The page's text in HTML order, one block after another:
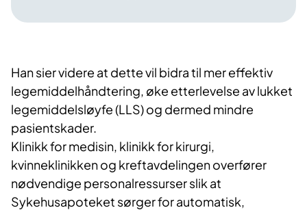
Han sier videre at dette vil bidra til mer effektiv
legemiddelhåndtering, øke etterlevelse av lukket
legemiddelsløyfe (LLS) og dermed mindre
pasientskader.
Klinikk for medisin, klinikk for kirurgi,
kvinneklinikken og kreftavdelingen overfører
nødvendige personalressurser slik at
Sykehusapoteket sørger for automatisk,